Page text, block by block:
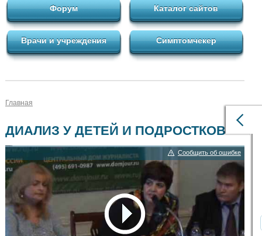
Форум Каталог сайтов
Врачи и учреждения Симптомчекер
Главная
ДИАЛИЗ У ДЕТЕЙ И ПОДРОСТКОВ
Сообщить об ошибке